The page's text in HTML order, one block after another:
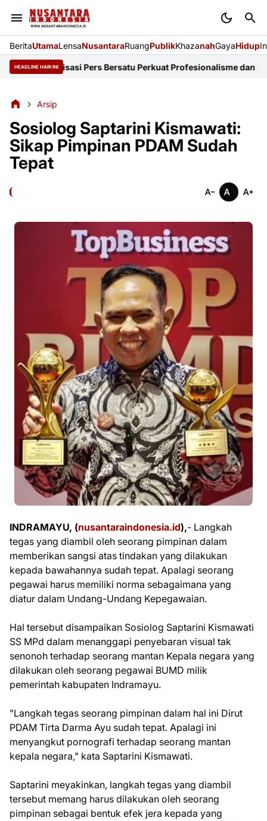
BeritaUtamaLensaNusantaraRuangPublikKhazanahGayaHidup
HEADLINE HARI INI
Organisasi Pers Bersatu Perkuat Profesionalisme dan KEJ
Arsip
Sosiolog Saptarini Kismawati:
Sikap Pimpinan PDAM Sudah
Tepat
INDRAMAYU, (nusantaraindonesia.id),- Langkah
tegas yang diambil oleh seorang pimpinan dalam
memberikan sangsi atas tindakan yang dilakukan
kepada bawahannya sudah tepat. Apalagi seorang
pegawai harus memiliki norma sebagaimana yang
diatur dalam Undang-Undang Kepegawaian.
Hal tersebut disampaikan Sosiolog Saptarini Kismawati
SS MPd dalam menanggapi penyebaran visual tak
senonoh terhadap seorang mantan Kepala negara yang
dilakukan oleh seorang pegawai BUMD milik
pemerintah kabupaten Indramayu.
"Langkah tegas seorang pimpinan dalam hal ini Dirut
PDAM Tirta Darma Ayu sudah tepat. Apalagi ini
menyangkut pornografi terhadap seorang mantan
kepala negara," kata Saptarini Kismawati.
Saptarini meyakinkan, langkah tegas yang diambil
tersebut memang harus dilakukan oleh seorang
pimpinan sebagai bentuk efek jera kepada yang